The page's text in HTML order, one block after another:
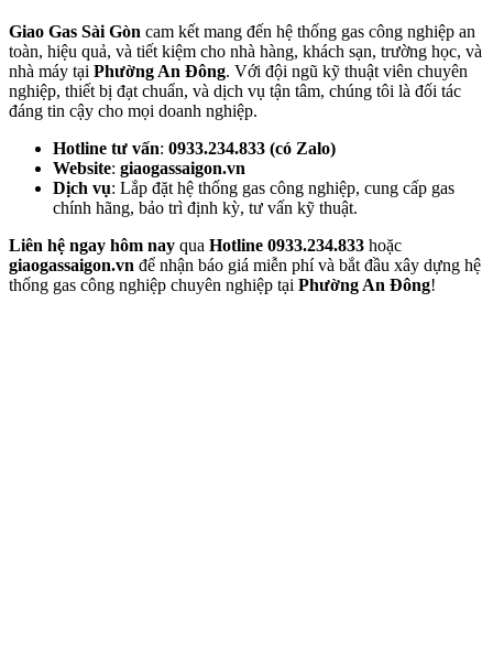
Giao Gas Sài Gòn cam kết mang đến hệ thống gas công nghiệp an
toàn, hiệu quả, và tiết kiệm cho nhà hàng, khách sạn, trường học, và
nhà máy tại Phường An Đông. Với đội ngũ kỹ thuật viên chuyên
nghiệp, thiết bị đạt chuẩn, và dịch vụ tận tâm, chúng tôi là đối tác
đáng tin cậy cho mọi doanh nghiệp.
Hotline tư vấn: 0933.234.833 (có Zalo)
Website: giaogassaigon.vn
Dịch vụ: Lắp đặt hệ thống gas công nghiệp, cung cấp gas
chính hãng, bảo trì định kỳ, tư vấn kỹ thuật.
Liên hệ ngay hôm nay qua Hotline 0933.234.833 hoặc
giaogassaigon.vn để nhận báo giá miễn phí và bắt đầu xây dựng hệ
thống gas công nghiệp chuyên nghiệp tại Phường An Đông!